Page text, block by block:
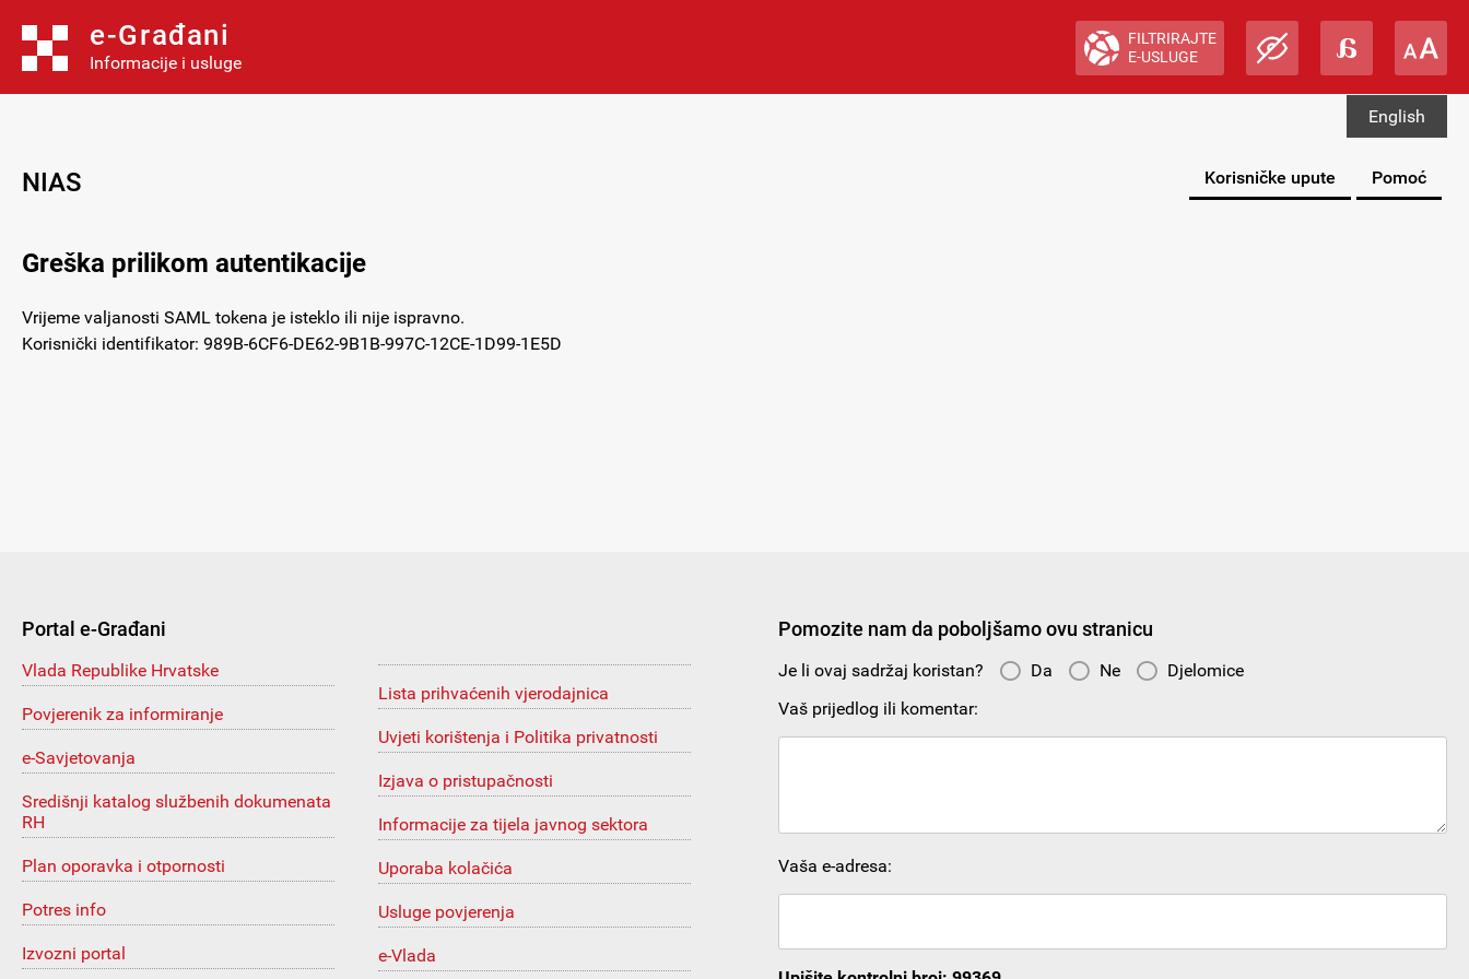
e-Građani
Informacije i usluge
FILTRIRAJTE
E-USLUGE
English
NIAS Korisničke upute Pomoć
Greška prilikom autentikacije
Vrijeme valjanosti SAML tokena je isteklo ili nije ispravno.
Korisnički identifikator: 989B-6CF6-DE62-9B1B-997C-12CE-1D99-1E5D
Portal e-Građani
Vlada Republike Hrvatske
Povjerenik za informiranje
e-Savjetovanja
Središnji katalog službenih dokumenata
RH
Plan oporavka i otpornosti
Potres info
Izvozni portal
Lista prihvaćenih vjerodajnica
Uvjeti korištenja i Politika privatnosti
Izjava o pristupačnosti
Informacije za tijela javnog sektora
Uporaba kolačića
Usluge povjerenja
e-Vlada
Pomozite nam da poboljšamo ovu stranicu
Je li ovaj sadržaj koristan? Da Ne
Djelomice
Vaš prijedlog ili komentar:
Vaša e-adresa: